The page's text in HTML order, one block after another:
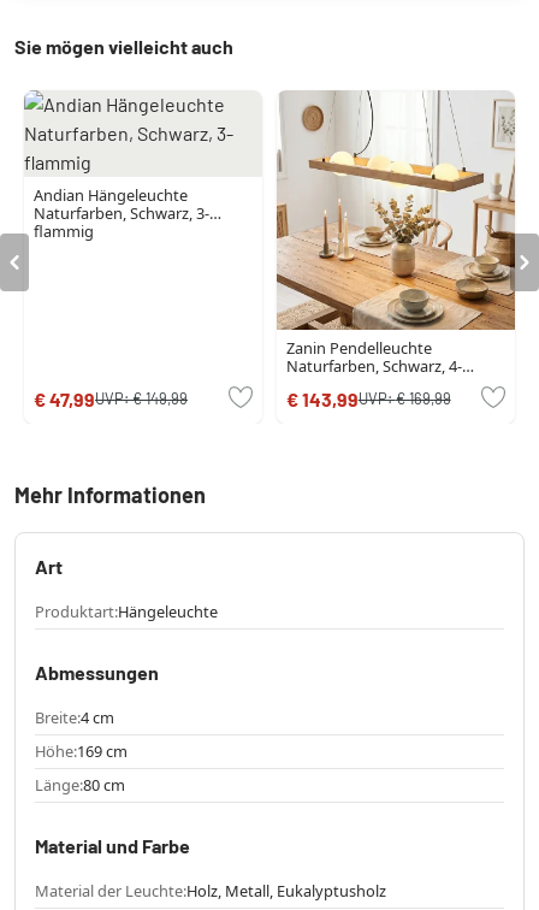
Sie mögen vielleicht auch
Andian Hängeleuchte
Naturfarben, Schwarz, 3-
flammig
€ 47,99UVP:€ 149,99
Zanin Pendelleuchte
Naturfarben, Schwarz, 4-
€ 143,99UVP:€ 169,99
Mehr Informationen
Art
Produktart:Hängeleuchte
Abmessungen
Breite:4 cm
Höhe:169 cm
Länge:80 cm
Material und Farbe
Material der Leuchte:Holz, Metall, Eukalyptusholz